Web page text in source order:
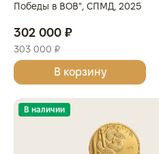
Победы в ВОВ", СПМД, 2025
РОССИЯ
302 000 ₽
303 000 ₽
В корзину
В наличии